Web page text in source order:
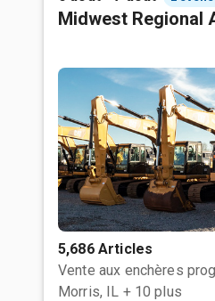
Midwest Regional
5,686 Articles
Vente aux enchères
Morris, IL + 10 plus